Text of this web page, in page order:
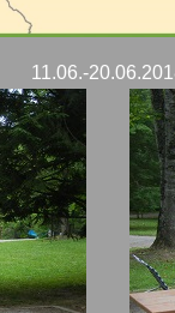
11.06.-